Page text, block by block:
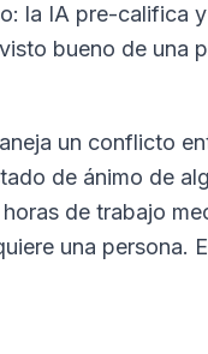
la IA pre-califica
bueno de una
un conflicto
de ánimo de
de trabajo
una persona.